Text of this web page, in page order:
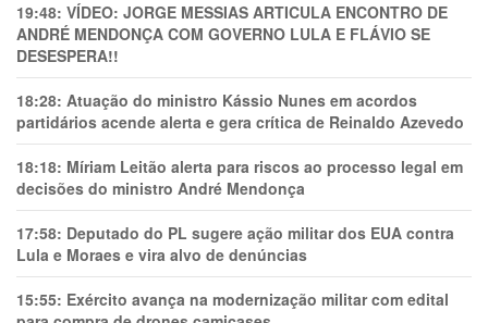
19:48: VÍDEO: JORGE MESSIAS ARTICULA ENCONTRO DE
ANDRÉ MENDONÇA COM GOVERNO LULA E FLÁVIO SE
DESESPERA!!
18:28: Atuação do ministro Kássio Nunes em acordos
partidários acende alerta e gera crítica de Reinaldo Azevedo
18:18: Míriam Leitão alerta para riscos ao processo legal em
decisões do ministro André Mendonça
17:58: Deputado do PL sugere ação militar dos EUA contra
Lula e Moraes e vira alvo de denúncias
15:55: Exército avança na modernização militar com edital